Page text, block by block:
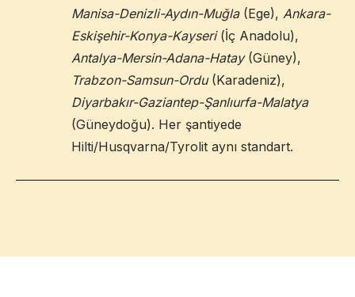
Manisa-Denizli-Aydın-Muğla(Ege), Ankara-
Eskişehir-Konya-Kayseri(İç Anadolu),
Antalya-Mersin-Adana-Hatay(Güney),
Trabzon-Samsun-Ordu(Karadeniz),
Diyarbakır-Gaziantep-Şanlıurfa-Malatya
(Güneydoğu). Her şantiyede
Hilti/Husqvarna/Tyrolit aynı standart.